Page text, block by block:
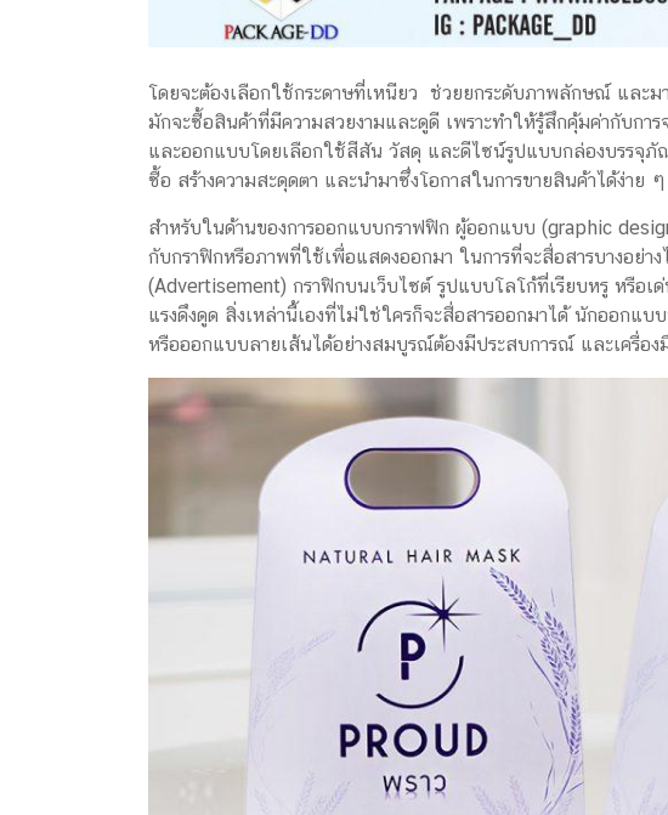
โดยจะต้องเลือกใช้กระดาษที่เหนียว ช่วยยกระดับภาพลักษณ์ และ
มักจะซื้อสินค้าที่มีความสวยงามและดูดี เพราะทำให้รู้สึกคุ้มค่ากับก
และออกแบบโดยเลือกใช้สีสัน วัสดุ และดีไซน์รูปแบบกล่องบรรจุภั
ซื้อ สร้างความสะดุดตา และนำมาซึ่งโอกาสในการขายสินค้าได้ง่าย
สำหรับในด้านของการออกแบบกราฟฟิก ผู้ออกแบบ (graphic
กับกราฟิกหรือภาพที่ใช้เพื่อแสดงออกมา ในการที่จะสื่อสารบางอย่า
(Advertisement) กราฟิกบนเว็บไซต์ รูปแบบโลโก้ที่เรียบหรู หรือเ
แรงดึงดูด สิ่งเหล่านี้เองที่ไม่ใช่ใครก็จะสื่อสารออกมาได้ นักออกแ
หรือออกแบบลายเส้นได้อย่างสมบูรณ์ต้องมีประสบการณ์ และเครื่อ